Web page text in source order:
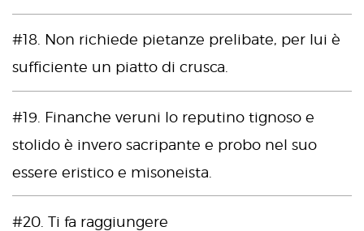
#18. Non richiede pietanze prelibate, per lui è
sufficiente un piatto di crusca.
#19. Finanche veruni lo reputino tignoso e
stolido è invero sacripante e probo nel suo
essere eristico e misoneista.
#20. Ti fa raggiungere